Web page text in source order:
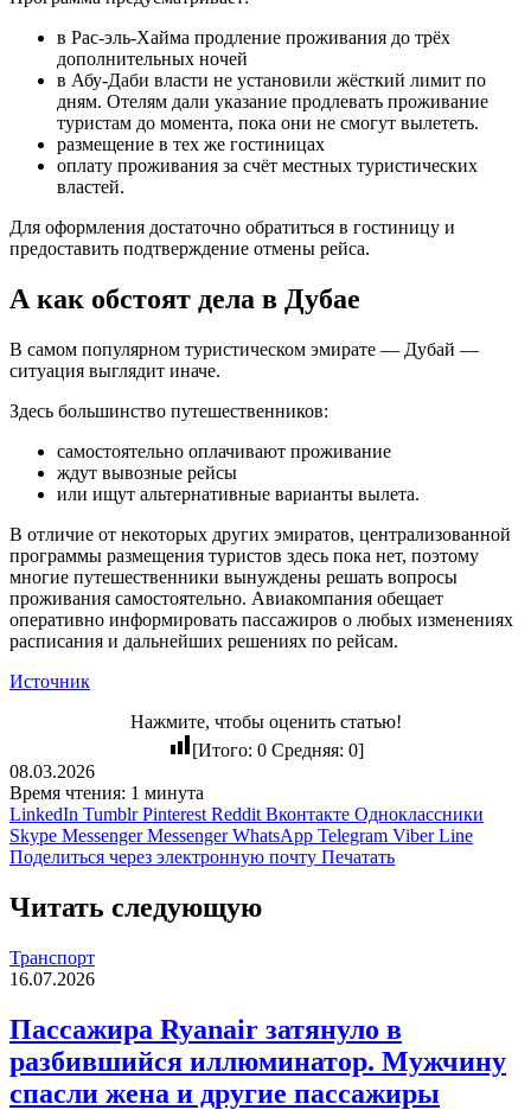
в Рас-эль-Хайма продление проживания до трёх
дополнительных ночей
в Абу-Даби власти не установили жёсткий лимит по
дням. Отелям дали указание продлевать проживание
туристам до момента, пока они не смогут вылететь.
размещение в тех же гостиницах
оплату проживания за счёт местных туристических
властей.
Для оформления достаточно обратиться в гостиницу и
предоставить подтверждение отмены рейса.
А как обстоят дела в Дубае
В самом популярном туристическом эмирате — Дубай —
ситуация выглядит иначе.
Здесь большинство путешественников:
самостоятельно оплачивают проживание
ждут вывозные рейсы
или ищут альтернативные варианты вылета.
В отличие от некоторых других эмиратов, централизованной
программы размещения туристов здесь пока нет, поэтому
многие путешественники вынуждены решать вопросы
проживания самостоятельно. Авиакомпания обещает
оперативно информировать пассажиров о любых изменениях
расписания и дальнейших решениях по рейсам.
Источник
Нажмите, чтобы оценить статью!
[Итого: 0Средняя: 0]
08.03.2026
Время чтения: 1 минута
LinkedIn Tumblr Pinterest Reddit Вконтакте Одноклассники
Skype Messenger Messenger WhatsApp Telegram Viber Line
Поделиться через электронную почту Печатать
Читать следующую
Транспорт
16.07.2026
Пассажира Ryanair затянуло в
разбившийся иллюминатор. Мужчину
спасли жена и другие пассажиры